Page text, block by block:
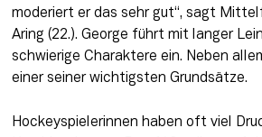
moderiert er das sehr gut“, sagt
Aring (22.). George führt mit langer
schwierige Charaktere ein. Neben
einer seiner wichtigsten Grundsätze.
Hockeyspielerinnen haben oft viel